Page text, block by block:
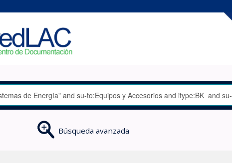
Búsqueda avanzada